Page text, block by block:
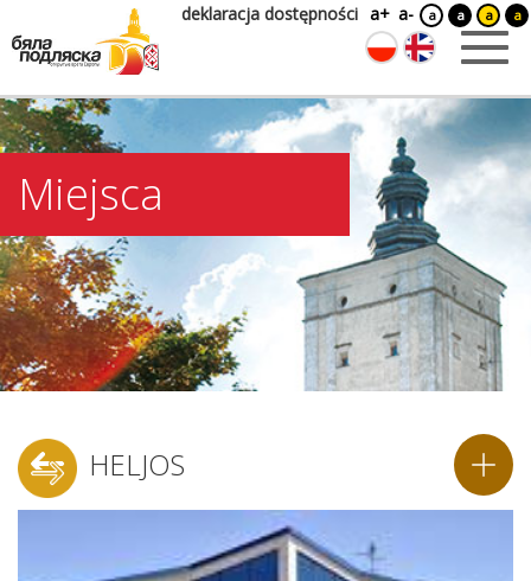
deklaracja dostępności a+ a- a a a a
Miejsca
HELJOS